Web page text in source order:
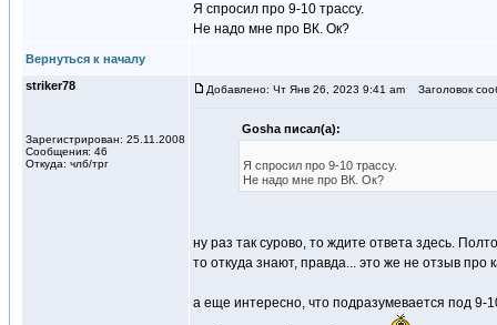
Я спросил про 9-10 трассу.
Не надо мне про ВК. Ок?
Вернуться к началу
striker78
Зарегистрирован: 25.11.2008
Сообщения: 46
Откуда: члб/трг
Добавлено: Чт Янв 26, 2023 9:41 am Заголовок
Gosha писал(а):
Я спросил про 9-10 трассу.
Не надо мне про ВК. Ок?
ну раз так сурово, то ждите ответа здесь.
то откуда знают, правда... это же не отзыв про
а еще интересно, что подразумевается под 9-